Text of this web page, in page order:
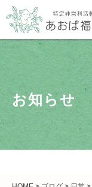
お知らせ